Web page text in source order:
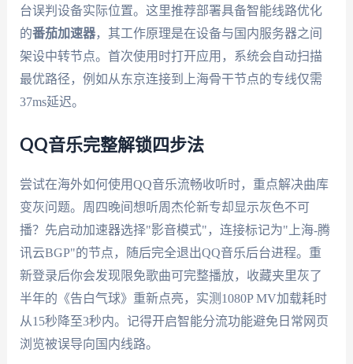
台误判设备实际位置。这里推荐部署具备智能线路优化
的番茄加速器，其工作原理是在设备与国内服务器之间
架设中转节点。首次使用时打开应用，系统会自动扫描
最优路径，例如从东京连接到上海骨干节点的专线仅需
37ms延迟。
QQ音乐完整解锁四步法
尝试在海外如何使用QQ音乐流畅收听时，重点解决曲库
变灰问题。周四晚间想听周杰伦新专却显示灰色不可
播？先启动加速器选择"影音模式"，连接标记为"上海-腾
讯云BGP"的节点，随后完全退出QQ音乐后台进程。重
新登录后你会发现限免歌曲可完整播放，收藏夹里灰了
半年的《告白气球》重新点亮，实测1080P MV加载耗时
从15秒降至3秒内。记得开启智能分流功能避免日常网页
浏览被误导向国内线路。